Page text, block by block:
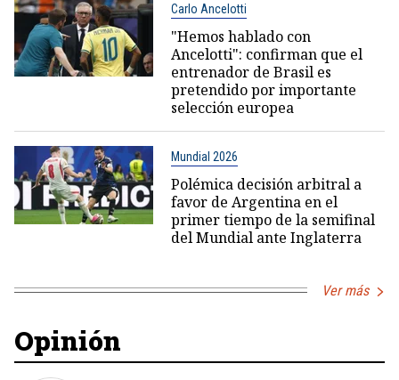
Carlo Ancelotti
"Hemos hablado con
Ancelotti": confirman que el
entrenador de Brasil es
pretendido por importante
selección europea
Mundial 2026
Polémica decisión arbitral a
favor de Argentina en el
primer tiempo de la semifinal
del Mundial ante Inglaterra
Ver más
Opinión